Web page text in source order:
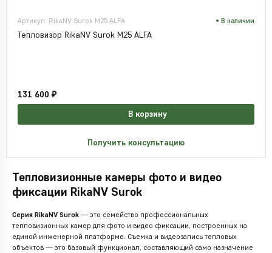
Артикул: RikaNV Surok M25 ALFA В наличии
Тепловизор RikaNV Surok M25 ALFA
131 600 ₽
В корзину
Получить консультацию
Тепловизионные камеры фото и видео
фиксации RikaNV Surok
Серия RikaNV Surok — это семейство профессиональных
тепловизионных камер для фото и видео фиксации, построенных на
единой инженерной платформе. Съемка и видеозапись тепловых
объектов — это базовый функционал, составляющий само назначение